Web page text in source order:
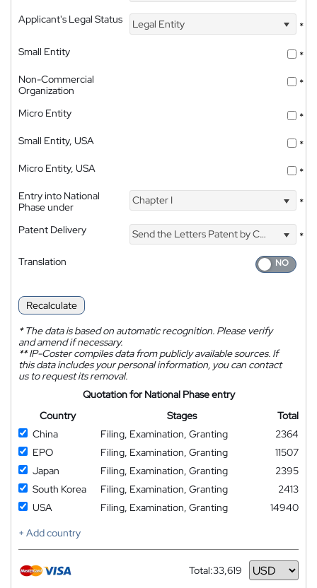
Applicant's Legal Status
Legal Entity
*
Small Entity
*
Non-Commercial
Organization
*
Micro Entity
*
Small Entity, USA
*
Micro Entity, USA
*
Entry into National
Phase under
Chapter I *
Patent Delivery Send the Letters Patent by Courier
*
Translation
Recalculate
*The data is based on automatic recognition. Please verify
and amend if necessary.
**IP-Coster compiles data from publicly available sources. If
this data includes your personal information, you can contact
us to request its removal.
Quotation for National Phase entry
Country
Stages
Total
China
Filing, Examination, Granting
2364
EPO
Filing, Examination, Granting
11507
Japan
Filing, Examination, Granting
2395
South Korea
Filing, Examination, Granting
2413
USA
Filing, Examination, Granting
14940
+ Add country
Total:33,619
Currency